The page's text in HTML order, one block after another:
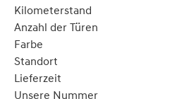
Kilometerstand
Anzahl der Türen
Farbe
Standort
Lieferzeit
Unsere Nummer